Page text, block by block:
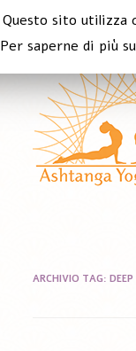
ARCHIVIO TAG:
Questo sito utilizza
Per saperne di più